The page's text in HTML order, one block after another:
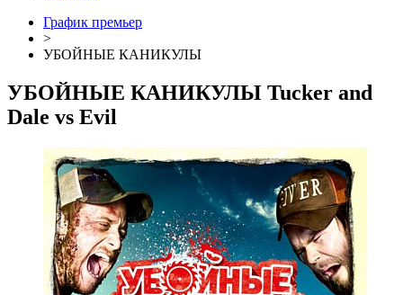
График премьер
>
УБОЙНЫЕ КАНИКУЛЫ
УБОЙНЫЕ КАНИКУЛЫ Tucker and
Dale vs Evil